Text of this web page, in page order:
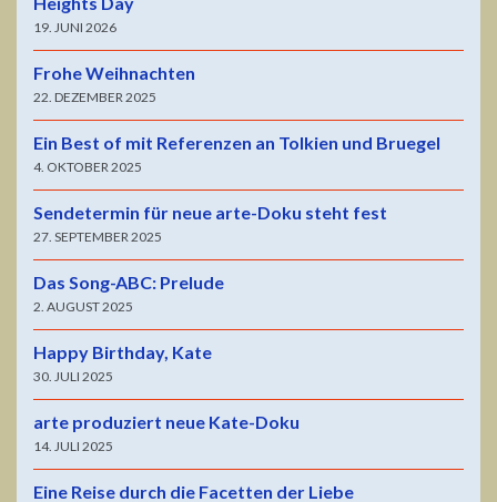
19. JUNI 2026
Frohe Weihnachten
22. DEZEMBER 2025
Ein Best of mit Referenzen an Tolkien und Bruegel
4. OKTOBER 2025
Sendetermin für neue arte-Doku steht fest
27. SEPTEMBER 2025
Das Song-ABC: Prelude
2. AUGUST 2025
Happy Birthday, Kate
30. JULI 2025
arte produziert neue Kate-Doku
14. JULI 2025
Eine Reise durch die Facetten der Liebe